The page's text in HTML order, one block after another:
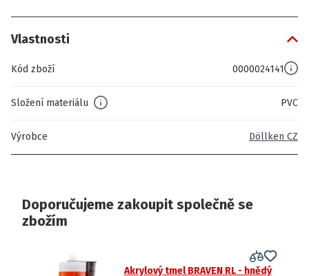
Vlastnosti
Kód zboží 0000024141
Složení materiálu PVC
Výrobce Döllken CZ
Doporučujeme zakoupit společně se
zbožím
Akrylový tmel BRAVEN RL - hnědý